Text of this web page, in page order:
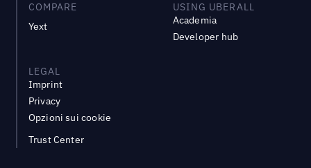
COMPARE
Yext
USING UBERALL
Academia
Developer hub
LEGAL
Imprint
Privacy
Opzioni sui cookie
Trust Center